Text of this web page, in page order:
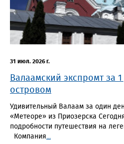
31 июл. 2026 г.
Валаамский экспромт за
островом
Удивительный Валаам за один
«Метеоре» из Приозерска
подробности путешествия на
Компания